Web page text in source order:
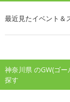
最近見たイベント＆
神奈川県 のGW(ゴ
探す